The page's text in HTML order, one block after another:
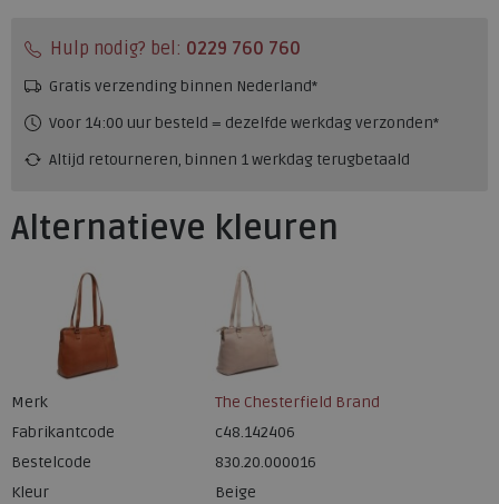
Hulp nodig? bel: 0229 760 760
Gratis verzending binnen Nederland*
Voor 14:00 uur besteld = dezelfde werkdag verzonden*
Altijd retourneren, binnen 1 werkdag terugbetaald
Alternatieve kleuren
Merk
The Chesterfield Brand
Fabrikantcode
c48.142406
Bestelcode
830.20.000016
Kleur
Beige